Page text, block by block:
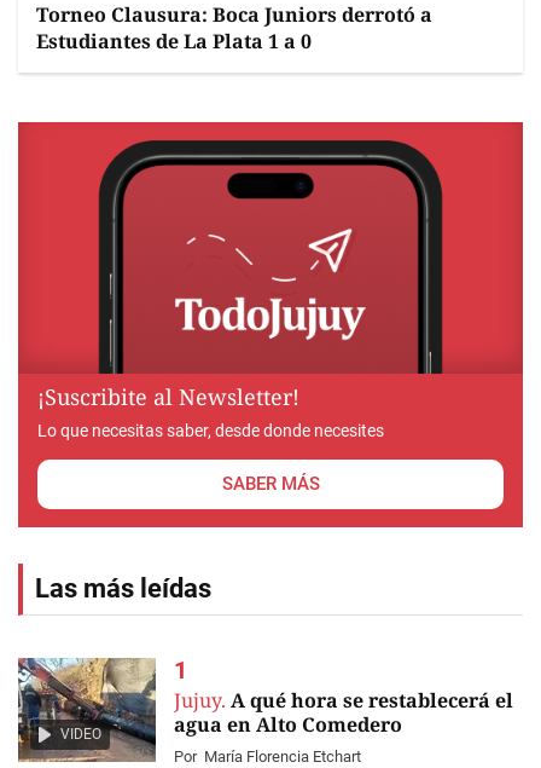
Torneo Clausura: Boca Juniors derrotó a
Estudiantes de La Plata 1 a 0
¡Suscribite al Newsletter!
Lo que necesitas saber, desde donde necesites
SABER MÁS
Las más leídas
VIDEO
Jujuy. A qué hora se restablecerá el
agua en Alto Comedero
Por María Florencia Etchart